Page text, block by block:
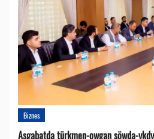
Biznes
Aşgabatda türkmen-owgan söwda-